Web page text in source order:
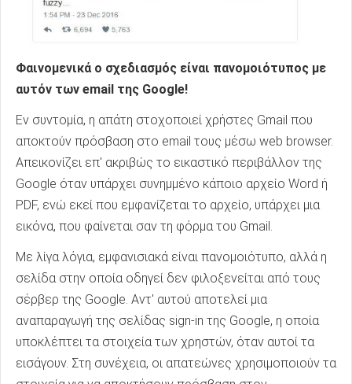
Φαινομενικά ο σχεδιασμός είναι πανομοιότυπος με
αυτόν των email της Google!
Εν συντομία, η απάτη στοχοποιεί χρήστες Gmail που
αποκτούν πρόσβαση στο email τους μέσω web browser.
Απεικονίζει επ' ακριβώς το εικαστικό περιβάλλον της
Google όταν υπάρχει συνημμένο κάποιο αρχείο Word ή
PDF, ενώ εκεί που εμφανίζεται το αρχείο, υπάρχει μια
εικόνα, που φαίνεται σαν τη φόρμα του Gmail.
Με λίγα λόγια, εμφανισιακά είναι πανομοιότυπο, αλλά η
σελίδα στην οποία οδηγεί δεν φιλοξενείται από τους
σέρβερ της Google. Αντ' αυτού αποτελεί μια
αναπαραγωγή της σελίδας sign-in της Google, η οποία
υποκλέπτει τα στοιχεία των χρηστών, όταν αυτοί τα
εισάγουν. Στη συνέχεια, οι απατεώνες χρησιμοποιούν τα